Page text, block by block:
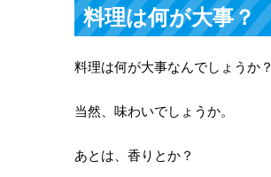
料理は何が大事？
料理は何が大事なんでしょうか？
当然、味わいでしょうか。
あとは、香りとか？